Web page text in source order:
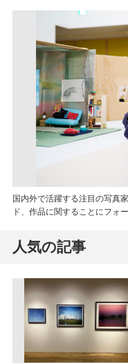
国内外で活躍する注目の写真
ド、作品に関することにフォ
人気の記事